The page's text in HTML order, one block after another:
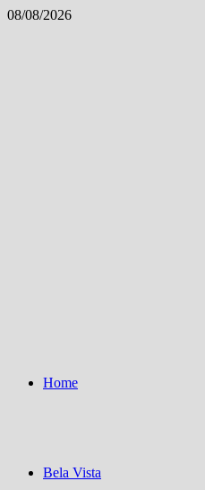
Skip
08/08/2026
Home
Bela Vista